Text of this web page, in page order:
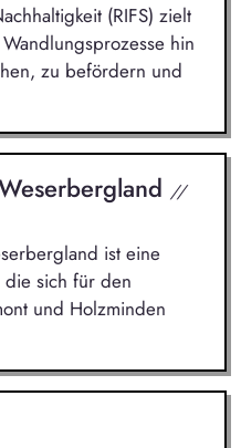
(RIFS) zielt
hin
zu befördern und
//
ist eine
sich für den
und Holzminden